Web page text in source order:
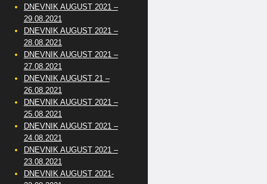
DNEVNIK AUGUST 2021 –
29.08.2021
DNEVNIK AUGUST 2021 –
28.08.2021
DNEVNIK AUGUST 2021 –
27.08.2021
DNEVNIK AUGUST 21 –
26.08.2021
DNEVNIK AUGUST 2021 –
25.08.2021
DNEVNIK AUGUST 2021 –
24.08.2021
DNEVNIK AUGUST 2021 –
23.08.2021
DNEVNIK AUGUST 2021-